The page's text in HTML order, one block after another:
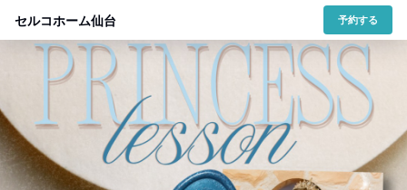
セルコホーム仙台 予約する